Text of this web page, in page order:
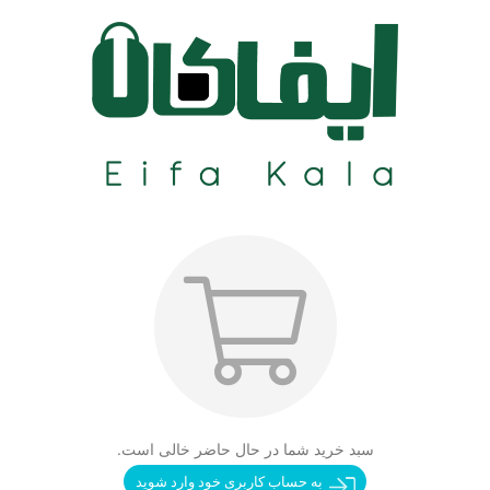
سبد خرید شما در حال حاضر خالی است.
به حساب کاربری خود وارد شوید